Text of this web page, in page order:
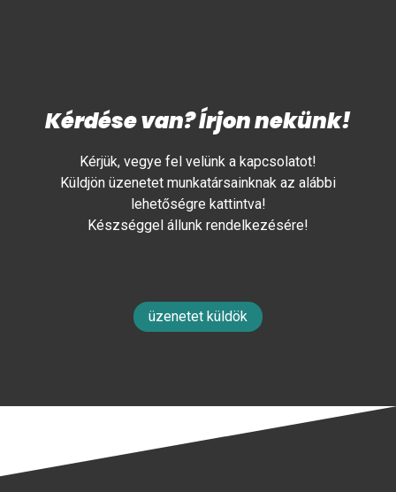
Kérdése van? Írjon nekünk!
Kérjük, vegye fel velünk a kapcsolatot!
Küldjön üzenetet munkatársainknak az alábbi
lehetőségre kattintva!
Készséggel állunk rendelkezésére!
üzenetet küldök